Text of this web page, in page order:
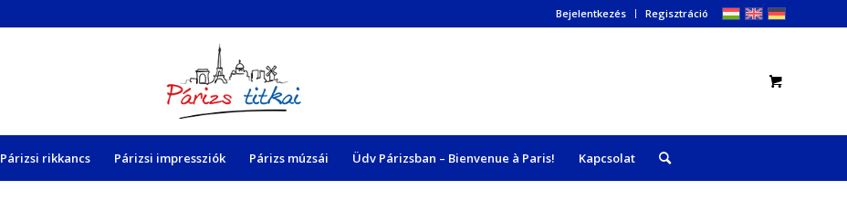
Bejelentkezés Regisztráció
Párizsi rikkancs Párizsi impressziók Párizs múzsái Üdv Párizsban – Bienvenue à Paris! Kapcsolat